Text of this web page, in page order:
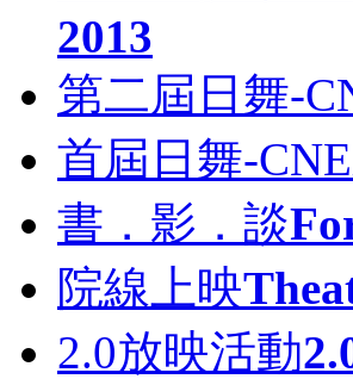
2013
第二屆日舞-
首屆日舞-
書．影．談
院線上映
2.0放映活動